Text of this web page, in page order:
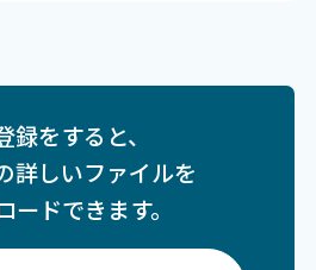
録をすると、
詳しいファイルを
ードできます。